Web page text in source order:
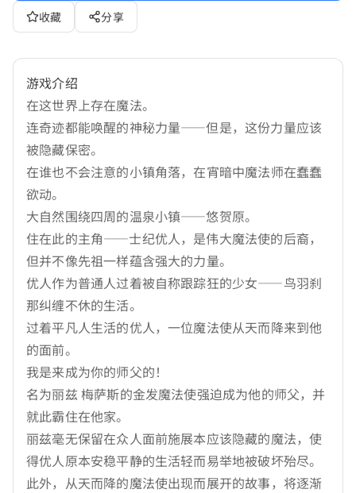
收藏
分享
游戏介绍
在这世界上存在魔法。
连奇迹都能唤醒的神秘力量——但是，这份力量应该
被隐藏保密。
在谁也不会注意的小镇角落，在宵暗中魔法师在蠢蠢
欲动。
大自然围绕四周的温泉小镇——悠贺原。
住在此的主角——士纪优人，是伟大魔法使的后裔，
但并不像先祖一样蕴含强大的力量。
优人作为普通人过着被自称跟踪狂的少女——鸟羽刹
那纠缠不休的生活。
过着平凡人生活的优人，一位魔法使从天而降来到他
的面前。
我是来成为你的师父的！
名为丽兹 梅萨斯的金发魔法使强迫成为他的师父，并
就此霸住在他家。
丽兹毫无保留在众人面前施展本应该隐藏的魔法，使
得优人原本安稳平静的生活轻而易举地被破坏殆尽。
此外，从天而降的魔法使出现而展开的故事，将逐渐